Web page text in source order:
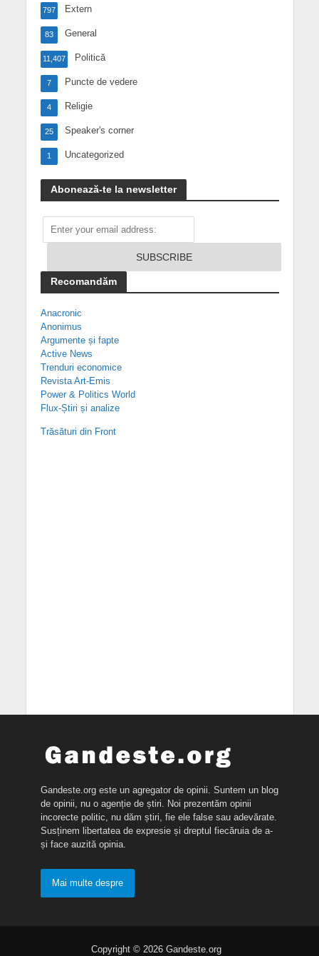
Extern
797
General
83
Politică
11,407
Puncte de vedere
7
Religie
4
Speaker's corner
25
Uncategorized
1
Abonează-te la newsletter
Recomandăm
Anacronic
Anonimus
Argumente și fapte
Active News
Trenduri economice
Revista Art-Emis
Power & Politics World
Flux-Știri și analize
Trăsături din Front
Gandeste.org este un agregator de opinii. Suntem un blog
de opinii, nu o agenție de știri. Noi prezentăm opinii
incorecte politic, nu dăm știri, fie ele false sau adevărate.
Susținem libertatea de expresie și dreptul fiecăruia de a-
și face auzită opinia.
Mai multe despre
Copyright © 2026 Gandeste.org